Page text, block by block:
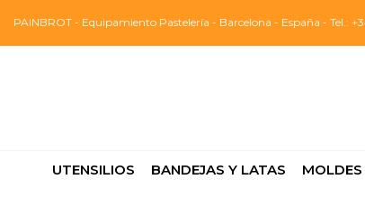
PAINBROT - Equipamiento Pastelería - Barcelona - España - Tel.:
UTENSILIOS BANDEJAS Y LATAS MOLDES